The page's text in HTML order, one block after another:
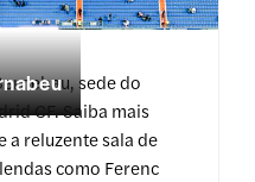
sede do
CF. Saiba mais
a reluzente sala de
como Ferenc